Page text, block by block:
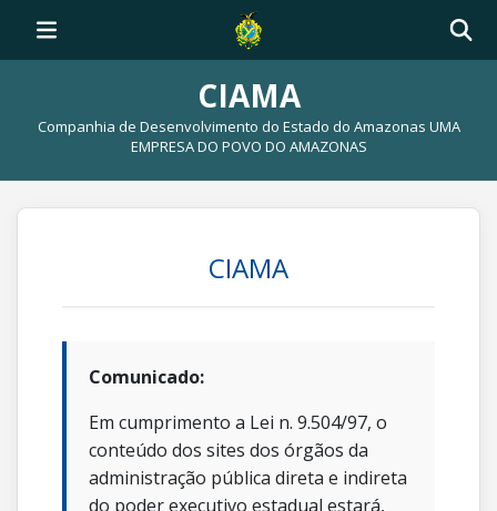
CIAMA
Companhia de Desenvolvimento do Estado do Amazonas UMA
EMPRESA DO POVO DO AMAZONAS
CIAMA
Comunicado:
Em cumprimento a Lei n. 9.504/97, o
conteúdo dos sites dos órgãos da
administração pública direta e indireta
do poder executivo estadual estará,